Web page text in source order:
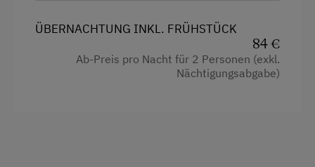
ÜBERNACHTUNG INKL. FRÜHSTÜCK
84 €
Ab-Preis pro Nacht für 2 Personen (exkl.
Nächtigungsabgabe)